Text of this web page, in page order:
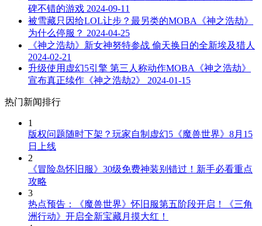
碑不错的游戏 2024-09-11
被雪藏只因给LOL让步？最另类的MOBA《神之浩劫》
为什么停服？ 2024-04-25
《神之浩劫》新女神努特参战 偷天换日的全新埃及猎人
2024-02-21
升级使用虚幻5引擎 第三人称动作MOBA《神之浩劫》
宣布真正续作《神之浩劫2》
2024-01-15
热门新闻排行
1
版权问题随时下架？玩家自制虚幻5《魔兽世界》8月15
日上线
2
《冒险岛怀旧服》30级免费神装别错过！新手必看重点
攻略
3
热点预告：《魔兽世界》怀旧服第五阶段开启！《三角
洲行动》开启全新宝藏月摸大红！